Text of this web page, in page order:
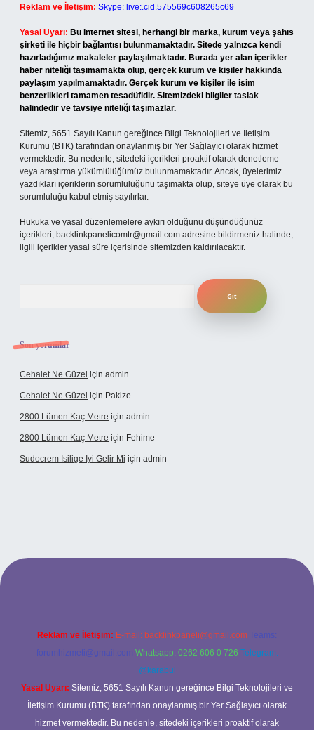
Reklam ve İletişim: Skype: live:.cid.575569c608265c69
Yasal Uyarı: Bu internet sitesi, herhangi bir marka, kurum veya şahıs
şirketi ile hiçbir bağlantısı bulunmamaktadır. Sitede yalnızca kendi
hazırladığımız makaleler paylaşılmaktadır. Burada yer alan içerikler
haber niteliği taşımamakta olup, gerçek kurum ve kişiler hakkında
paylaşım yapılmamaktadır. Gerçek kurum ve kişiler ile isim
benzerlikleri tamamen tesadüfidir. Sitemizdeki bilgiler taslak
halindedir ve tavsiye niteliği taşımazlar.
Sitemiz, 5651 Sayılı Kanun gereğince Bilgi Teknolojileri ve İletişim
Kurumu (BTK) tarafından onaylanmış bir Yer Sağlayıcı olarak hizmet
vermektedir. Bu nedenle, sitedeki içerikleri proaktif olarak denetleme
veya araştırma yükümlülüğümüz bulunmamaktadır. Ancak, üyelerimiz
yazdıkları içeriklerin sorumluluğunu taşımakta olup, siteye üye olarak bu
sorumluluğu kabul etmiş sayılırlar.
Hukuka ve yasal düzenlemelere aykırı olduğunu düşündüğünüz
içerikleri, backlinkpanelicomtr@gmail.com adresine bildirmeniz halinde,
ilgili içerikler yasal süre içerisinde sitemizden kaldırılacaktır.
Son yorumlar
Cehalet Ne Güzel için admin
Cehalet Ne Güzel için Pakize
2800 Lümen Kaç Metre için admin
2800 Lümen Kaç Metre için Fehime
Sudocrem Isilige Iyi Gelir Mi için admin
opera bet giriş
Reklam ve İletişim: E-mail: backlinkpaneli@gmail.com Teams:
forumhizmeti@gmail.com Whatsapp: 0262 606 0 726 Telegram:
@karabul
Yasal Uyarı: Sitemiz, 5651 Sayılı Kanun gereğince Bilgi Teknolojileri ve
İletişim Kurumu (BTK) tarafından onaylanmış bir Yer Sağlayıcı olarak
hizmet vermektedir. Bu nedenle, sitedeki içerikleri proaktif olarak